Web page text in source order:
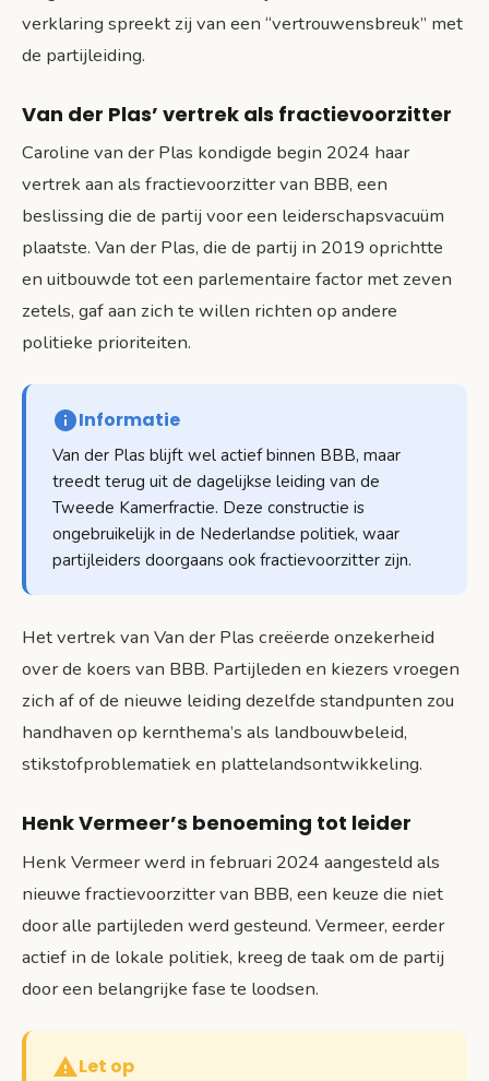
verklaring spreekt zij van een “vertrouwensbreuk” met
de partijleiding.
Van der Plas’ vertrek als fractievoorzitter
Caroline van der Plas kondigde begin 2024 haar
vertrek aan als fractievoorzitter van BBB, een
beslissing die de partij voor een leiderschapsvacuüm
plaatste. Van der Plas, die de partij in 2019 oprichtte
en uitbouwde tot een parlementaire factor met zeven
zetels, gaf aan zich te willen richten op andere
politieke prioriteiten.
Informatie
Van der Plas blijft wel actief binnen BBB, maar
treedt terug uit de dagelijkse leiding van de
Tweede Kamerfractie. Deze constructie is
ongebruikelijk in de Nederlandse politiek, waar
partijleiders doorgaans ook fractievoorzitter zijn.
Het vertrek van Van der Plas creëerde onzekerheid
over de koers van BBB. Partijleden en kiezers vroegen
zich af of de nieuwe leiding dezelfde standpunten zou
handhaven op kernthema’s als landbouwbeleid,
stikstofproblematiek en plattelandsontwikkeling.
Henk Vermeer’s benoeming tot leider
Henk Vermeer werd in februari 2024 aangesteld als
nieuwe fractievoorzitter van BBB, een keuze die niet
door alle partijleden werd gesteund. Vermeer, eerder
actief in de lokale politiek, kreeg de taak om de partij
door een belangrijke fase te loodsen.
Let op